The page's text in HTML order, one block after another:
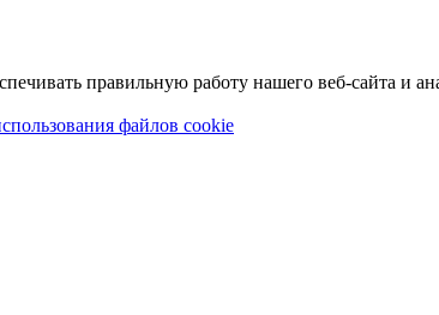
правильную работу нашего веб-сайта и
файлов cookie